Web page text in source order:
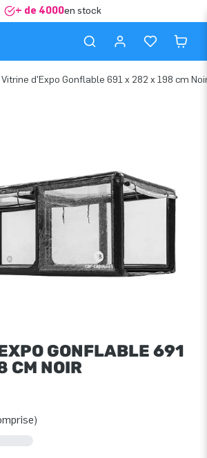
+ de 4000en stock
Vitrine d'Expo Gonflable 691 x 282 x 198 cm
GONFLABLE 691
CM NOIR